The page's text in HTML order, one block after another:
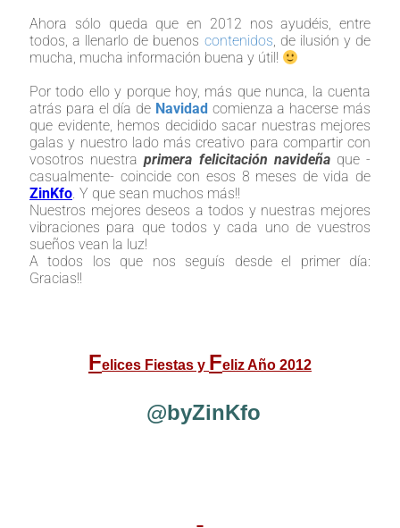
Ahora sólo queda que en 2012 nos ayudéis, entre
todos, a llenarlo de buenos contenidos, de ilusión y de
mucha, mucha información buena y útil!
Por todo ello y porque hoy, más que nunca, la cuenta
atrás para el día de Navidadcomienza a hacerse más
que evidente, hemos decidido sacar nuestras mejores
galas y nuestro lado más creativo para compartir con
vosotros nuestraprimera felicitación navideñaque -
casualmente- coincide con esos 8 meses de vida de
ZinKfo. Y que sean muchos más!!
Nuestros mejores deseos a todos y nuestras mejores
vibraciones para que todos y cada uno de vuestros
sueños vean la luz!
A todos los que nos seguís desde el primer día:
Gracias!!
Felices Fiestas y Feliz Año 2012
@byZinKfo